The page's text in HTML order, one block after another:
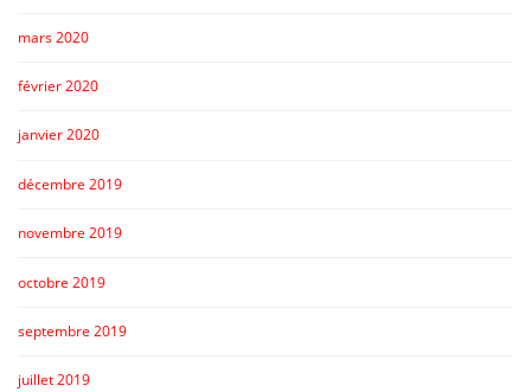
mars 2020
février 2020
janvier 2020
décembre 2019
novembre 2019
octobre 2019
septembre 2019
juillet 2019